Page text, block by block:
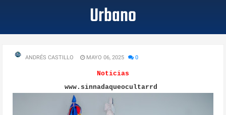
Urbano
ANDRÉS CASTILLO MAYO 06, 2025 0
Noticias
www.sinnadaqueocultarrd